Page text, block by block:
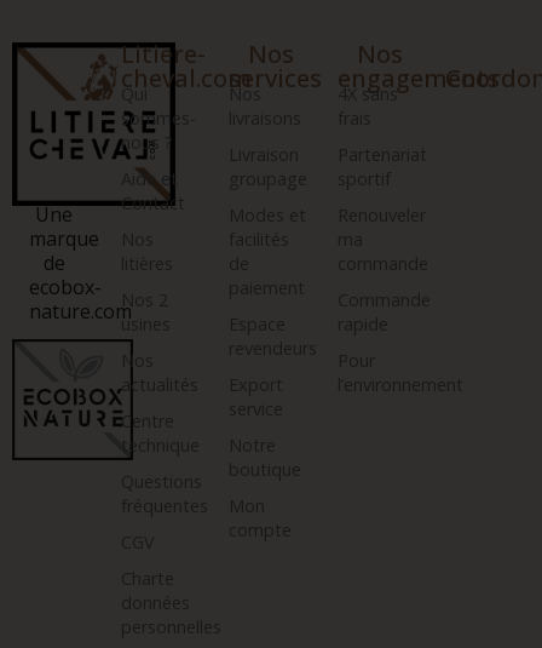
Une
marque
de
ecobox-
nature.com
Litiere-
cheval.com
Qui
sommes-
nous ?
Aide et
Contact
Nos
litières
Nos 2
usines
Nos
actualités
Centre
technique
Questions
fréquentes
CGV
Charte
données
personnelles
Nos
services
Nos
livraisons
Livraison
groupage
Modes et
facilités
de
paiement
Espace
revendeurs
Export
service
Notre
boutique
Mon
compte
Nos
engagements
4X sans
frais
Partenariat
sportif
Renouveler
ma
commande
Commande
rapide
Pour
l’environnement